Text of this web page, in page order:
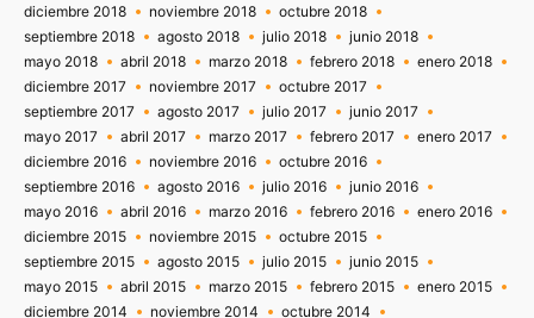
diciembre 2018
noviembre 2018
octubre 2018
septiembre 2018
agosto 2018 julio 2018
junio 2018
mayo 2018
abril 2018 marzo 2018 febrero 2018
enero 2018
diciembre 2017
noviembre 2017
octubre 2017
septiembre 2017
agosto 2017 julio 2017
junio 2017
mayo 2017
abril 2017 marzo 2017 febrero 2017
enero 2017
diciembre 2016
noviembre 2016
octubre 2016
septiembre 2016
agosto 2016 julio 2016
junio 2016
mayo 2016
abril 2016 marzo 2016 febrero 2016
enero 2016
diciembre 2015
noviembre 2015
octubre 2015
septiembre 2015
agosto 2015 julio 2015
junio 2015
mayo 2015
abril 2015 marzo 2015 febrero 2015
enero 2015
diciembre 2014
noviembre 2014 octubre 2014